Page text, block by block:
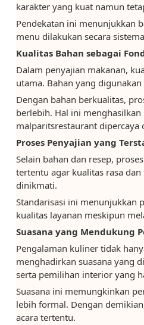
karakter yang kuat namun
Pendekatan ini menunjukkan
menu dilakukan secara
Kualitas Bahan sebagai
Dalam penyajian makanan,
utama. Bahan yang
Dengan bahan berkualitas,
berlebih. Hal ini
malparitsrestaurant
Proses Penyajian yang
Selain bahan dan resep,
tertentu agar kualitas rasa
dinikmati.
Standarisasi ini menunjukkan
kualitas layanan meskipun
Suasana yang Mendukung
Pengalaman kuliner tidak
menghadirkan suasana yang
serta pemilihan interior yang
Suasana ini memungkinkan
lebih formal. Dengan
acara tertentu.